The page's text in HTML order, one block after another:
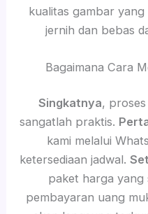
kualitas gambar
jernih dan bebas
Bagaimana Cara
Singkatnya,
sangatlah praktis.
kami melalui
ketersediaan jadwal.
paket harga yang
pembayaran uang